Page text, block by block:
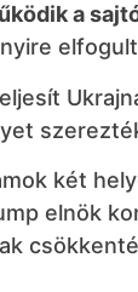
a
két
elnök